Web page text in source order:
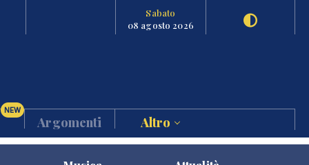
Sabato
08 agosto 2026
NEW
Argomenti Altro